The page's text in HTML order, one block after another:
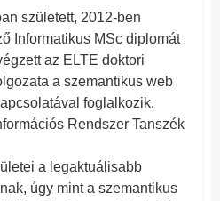
született, 2012-ben
Informatikus MSc diplomát
az ELTE doktori
a szemantikus web
foglalkozik.
Rendszer Tanszék
a legaktuálisabb
úgy mint a szemantikus